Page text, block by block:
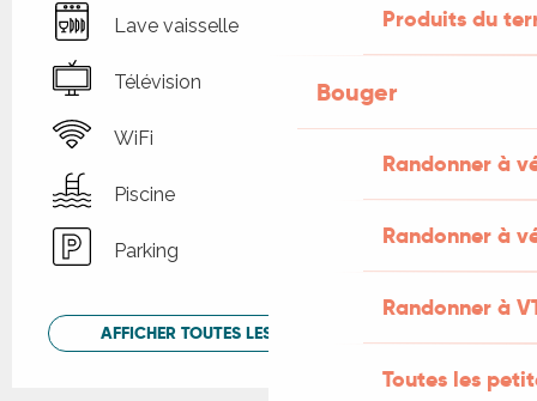
Produits du
Bouger
Randonner à
Randonner à
Randonner à
Toutes les
Lave vaisselle
Télévision
WiFi
Piscine
Parking
AFFICHER TOUTES LES PRESTATIONS